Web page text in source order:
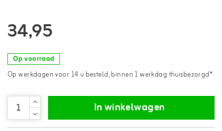
34,95
Op voorraad
Op werkdagen voor 14 u besteld, binnen 1 werkdag thuisbezorgd*
In winkelwagen